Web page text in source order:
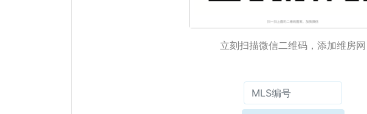
立刻扫描微信二维码，添加维房网